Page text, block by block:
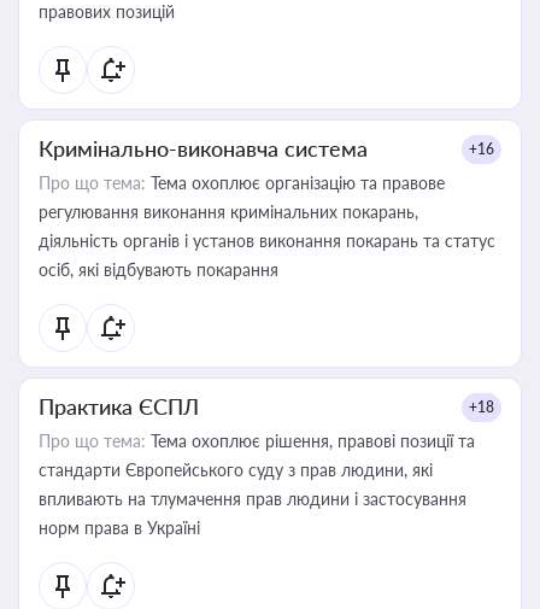
правових позицій
Кримінально-виконавча система +16
Про що тема: Тема охоплює організацію та правове
регулювання виконання кримінальних покарань,
діяльність органів і установ виконання покарань та статус
осіб, які відбувають покарання
Практика ЄСПЛ +18
Про що тема: Тема охоплює рішення, правові позиції та
стандарти Європейського суду з прав людини, які
впливають на тлумачення прав людини і застосування
норм права в Україні